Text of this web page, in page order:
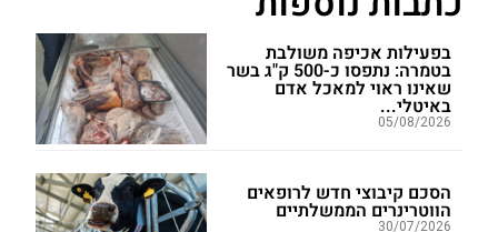
בפעילות אכיפה משולבת
בטמרה: נתפסו כ-500 ק"ג בשר
שאינו ראוי למאכל אדם
באיטלי...
05/08/2026
הסכם קיבוצי חדש לרופאים
הווטרינרים הממשלתיים
30/07/2026